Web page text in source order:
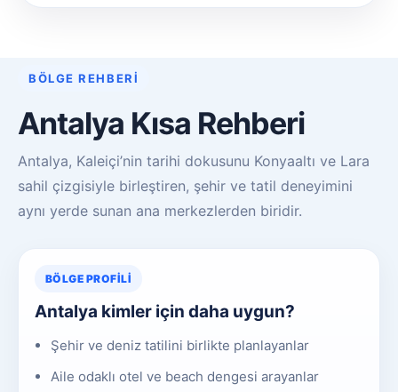
BÖLGE REHBERI
Antalya Kısa Rehberi
Antalya, Kaleiçi’nin tarihi dokusunu Konyaaltı ve Lara
sahil çizgisiyle birleştiren, şehir ve tatil deneyimini
aynı yerde sunan ana merkezlerden biridir.
BÖLGE PROFILI
Antalya kimler için daha uygun?
Şehir ve deniz tatilini birlikte planlayanlar
Aile odaklı otel ve beach dengesi arayanlar